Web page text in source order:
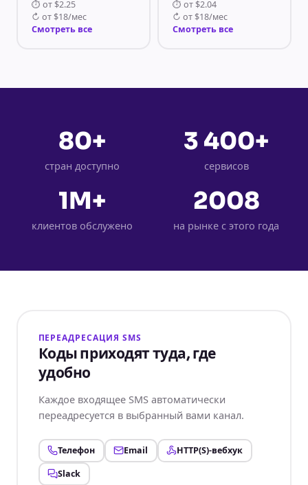
⏱ от $2.25
↻ от $18/мес
Смотреть все
⏱ от $2.04
↻ от $18/мес
Смотреть все
80+
стран доступно
3 400+
сервисов
1M+
клиентов обслужено
2008
на рынке с этого года
ПЕРЕАДРЕСАЦИЯ SMS
Коды приходят туда, где
удобно
Каждое входящее SMS автоматически
переадресуется в выбранный вами канал.
Телефон Email
HTTP(S)-вебхук
Slack